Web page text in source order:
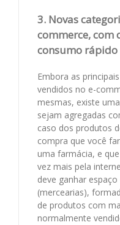
3. Novas
commerce, com
consumo rápido
Embora as
vendidos no e-
mesmas, existe
sejam agregadas
caso dos produtos
compra que você
uma farmácia, e
vez mais pela
deve ganhar
(mercearias),
de produtos com
normalmente